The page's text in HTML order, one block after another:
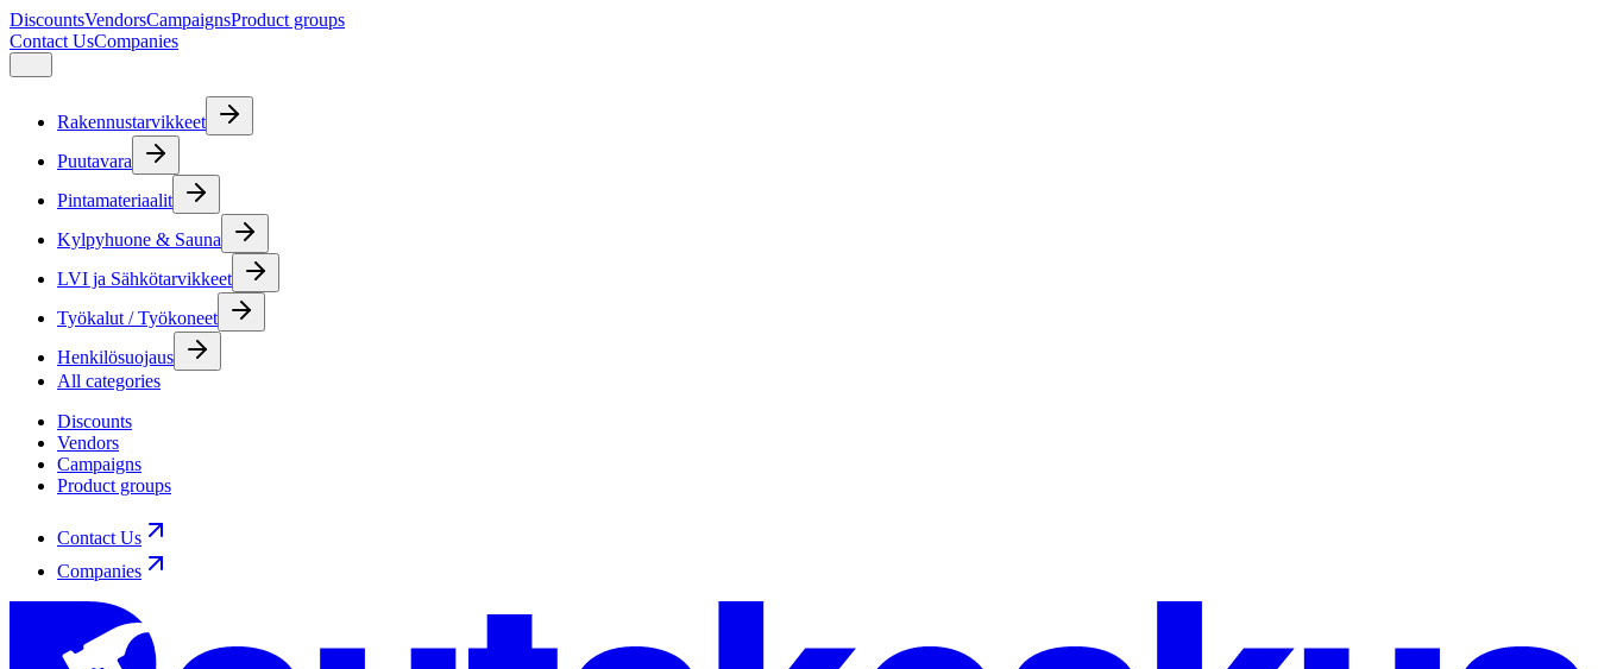
DiscountsVendorsCampaignsProduct groups
Contact UsCompanies
Rakennustarvikkeet
Puutavara
Pintamateriaalit
Kylpyhuone & Sauna
LVI ja Sähkötarvikkeet
Työkalut / Työkoneet
Henkilösuojaus
All categories
Discounts
Vendors
Campaigns
Product groups
Contact Us
Companies